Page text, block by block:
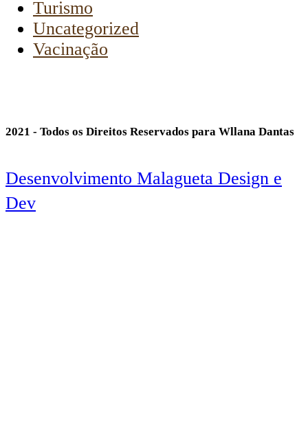
Turismo
Uncategorized
Vacinação
2021 - Todos os Direitos Reservados para Wllana Dantas
Desenvolvimento Malagueta Design e
Dev